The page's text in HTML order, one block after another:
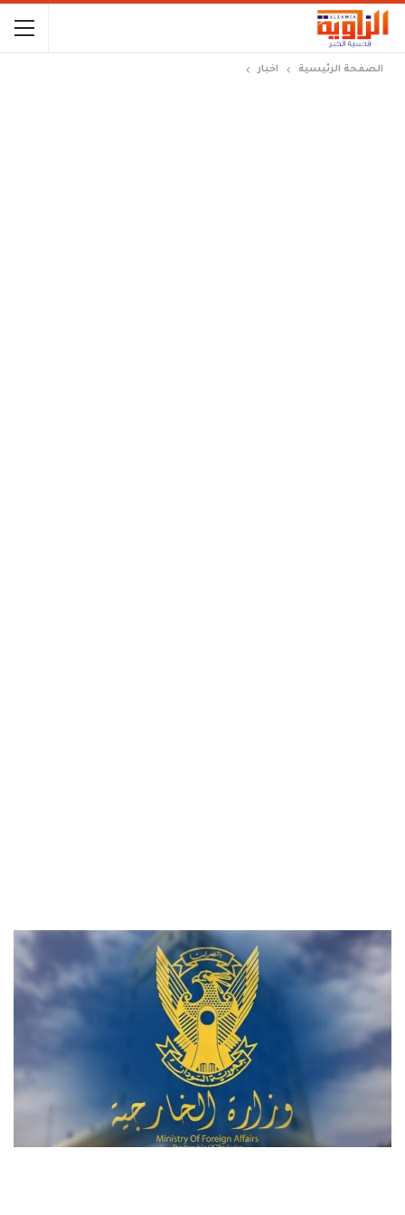
الصفحة الرئيسية اخبار